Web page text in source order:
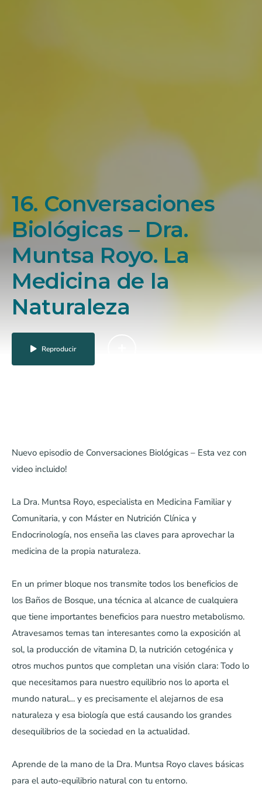
16. Conversaciones
Biológicas – Dra.
Muntsa Royo. La
Medicina de la
Naturaleza
Reproducir
Nuevo episodio de Conversaciones Biológicas – Esta vez con
video incluido!
La Dra. Muntsa Royo, especialista en Medicina Familiar y
Comunitaria, y con Máster en Nutrición Clínica y
Endocrinología, nos enseña las claves para aprovechar la
medicina de la propia naturaleza.
En un primer bloque nos transmite todos los beneficios de
los Baños de Bosque, una técnica al alcance de cualquiera
que tiene importantes beneficios para nuestro metabolismo.
Atravesamos temas tan interesantes como la exposición al
sol, la producción de vitamina D, la nutrición cetogénica y
otros muchos puntos que completan una visión clara: Todo lo
que necesitamos para nuestro equilibrio nos lo aporta el
mundo natural… y es precisamente el alejarnos de esa
naturaleza y esa biología que está causando los grandes
desequilibrios de la sociedad en la actualidad.
Aprende de la mano de la Dra. Muntsa Royo claves básicas
para el auto-equilibrio natural con tu entorno.